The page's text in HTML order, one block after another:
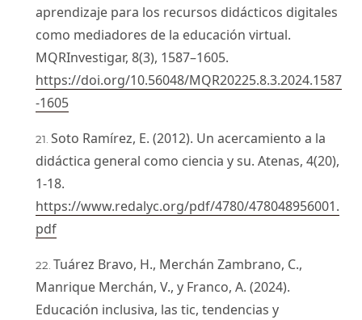
aprendizaje para los recursos didácticos digitales
como mediadores de la educación virtual.
MQRInvestigar, 8(3), 1587–1605.
https://doi.org/10.56048/MQR20225.8.3.2024.1587
-1605
Soto Ramírez, E. (2012). Un acercamiento a la
didáctica general como ciencia y su. Atenas, 4(20),
1-18.
https://www.redalyc.org/pdf/4780/478048956001.
pdf
Tuárez Bravo, H., Merchán Zambrano, C.,
Manrique Merchán, V., y Franco, A. (2024).
Educación inclusiva, las tic, tendencias y